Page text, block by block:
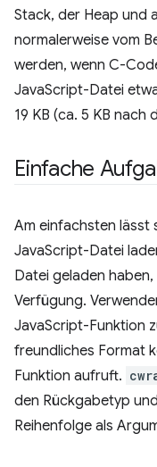
Stack, der Heap und
normalerweise vom
werden, wenn C-
JavaScript-Datei
19 KB (ca. 5 KB
Einfache
Am einfachsten lässt
JavaScript-Datei
Datei geladen
Verfügung.
JavaScript-Funktion
freundliches Format
Funktion aufruft.
den Rückgabetyp
Reihenfolge als